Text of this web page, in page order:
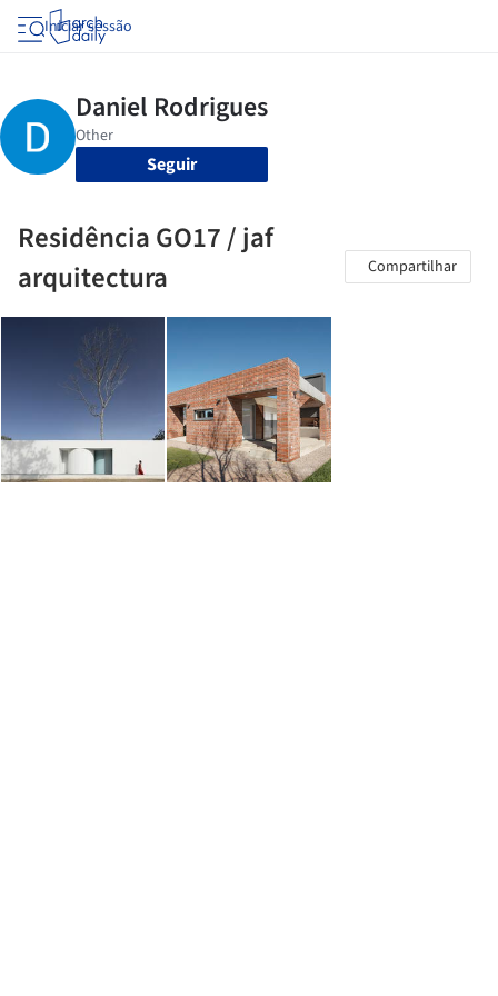
Iniciar sessão
Seguir
Residência GO17 / jaf
arquitectura
Compartilhar